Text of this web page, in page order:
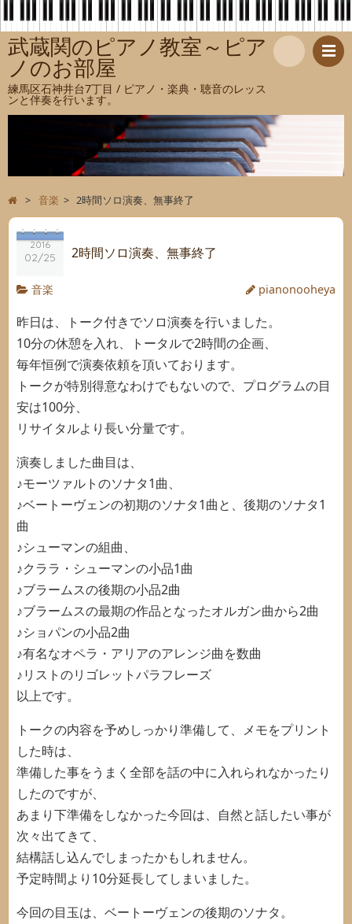
武蔵関のピアノ教室～ピア
ノのお部屋
練馬区石神井台7丁目 / ピアノ・楽典・聴音のレッス
ンと伴奏を行います。
索
> 音楽 > 2時間ソロ演奏、無事終了
2016
02/25 2時間ソロ演奏、無事終了
音楽 pianonooheya
昨日は、トーク付きでソロ演奏を行いました。
10分の休憩を入れ、トータルで2時間の企画、
毎年恒例で演奏依頼を頂いております。
トークが特別得意なわけでもないので、プログラムの目
安は100分、
リサイタルより長い分量です。
演奏しました曲目は、
♪モーツァルトのソナタ1曲、
♪ベートーヴェンの初期のソナタ1曲と、後期のソナタ1
曲
♪シューマンの組曲、
♪クララ・シューマンの小品1曲
♪ブラームスの後期の小品2曲
♪ブラームスの最期の作品となったオルガン曲から2曲
♪ショパンの小品2曲
♪有名なオペラ・アリアのアレンジ曲を数曲
♪リストのリゴレットパラフレーズ
以上です。
トークの内容を予めしっかり準備して、メモをプリント
した時は、
準備した事をうまく全部を話の中に入れられなかったり
したのですが、
あまり下準備をしなかった今回は、自然と話したい事が
次々出てきて、
結構話し込んでしまったかもしれません。
予定時間より10分延長してしまいました。
今回の目玉は、ベートーヴェンの後期のソナタ。